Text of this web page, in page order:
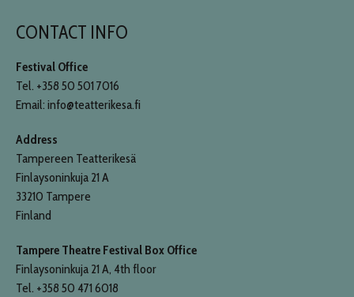
CONTACT INFO
Festival Office
Tel. +358 50 501 7016
Email: info@teatterikesa.fi
Address
Tampereen Teatterikesä
Finlaysoninkuja 21 A
33210 Tampere
Finland
Tampere Theatre Festival Box Office
Finlaysoninkuja 21 A, 4th floor
Tel. +358 50 471 6018